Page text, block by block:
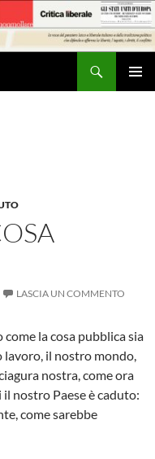
LASCIA UN COMMENTO
la cosa pubblica sia
lavoro, il nostro mondo,
nostra, come ora
nostro Paese è caduto:
come sarebbe